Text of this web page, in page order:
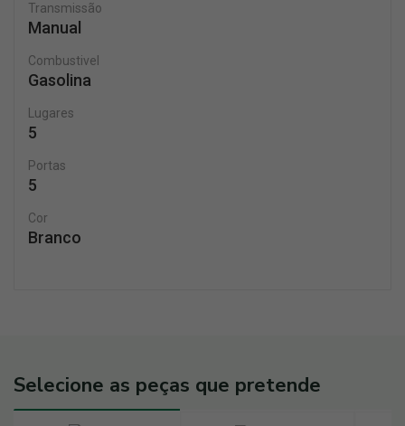
Transmissão
Manual
Combustivel
Gasolina
Lugares
5
Portas
5
Cor
Branco
Selecione as peças que pretende